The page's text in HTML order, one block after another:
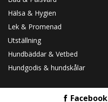
Hälsa & Hygien
Lek & Promenad
Utställning
Hundbäddar & Vetbed
Hundgodis & hundskålar
Facebook